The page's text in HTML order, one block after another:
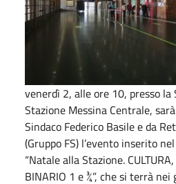
venerdì 2, alle ore 10, presso la
Stazione Messina Centrale,
Sindaco Federico Basile e da
(Gruppo FS) l’evento inserito
“Natale alla Stazione.
BINARIO 1 e ¾”, che si terrà